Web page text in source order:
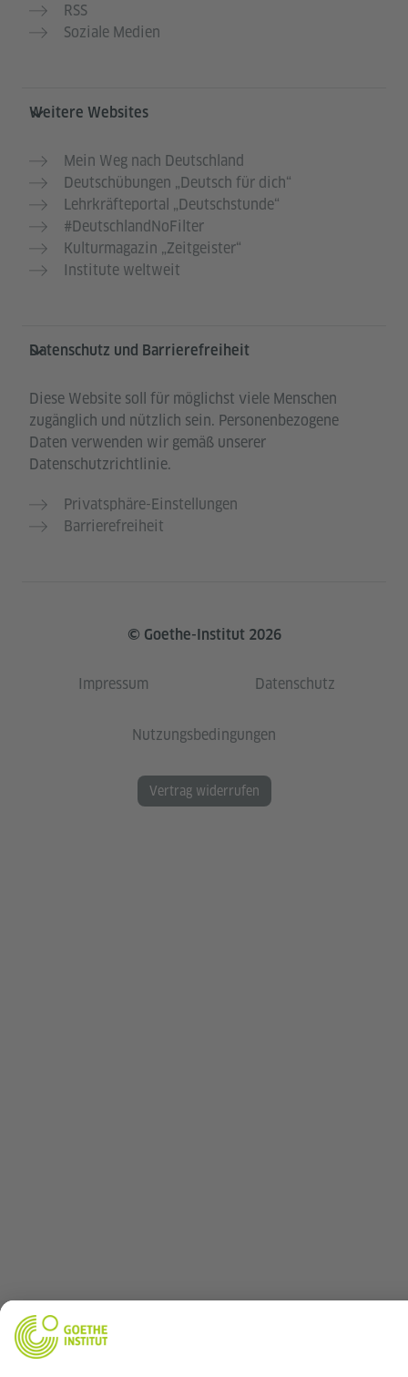
RSS
Soziale Medien
Weitere Websites
Mein Weg nach Deutschland
Deutschübungen „Deutsch für dich“
Lehrkräfteportal „Deutschstunde“
#DeutschlandNoFilter
Kulturmagazin „Zeitgeister“
Institute weltweit
Datenschutz und Barrierefreiheit
Diese Website soll für möglichst viele Menschen
zugänglich und nützlich sein. Personenbezogene
Daten verwenden wir gemäß unserer
Datenschutzrichtlinie.
Privatsphäre-Einstellungen
Barrierefreiheit
© Goethe-Institut 2026
Impressum Datenschutz
Nutzungsbedingungen
Vertrag widerrufen